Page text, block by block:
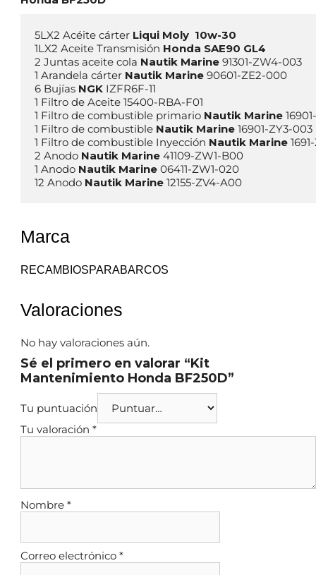
5LX2 Acéite cárter Liqui Moly
1LX2 Aceite Transmisión Honda SAE90 GL4
2 Juntas aceite cola Nautik Marine 91301-ZW4-003
1 Arandela cárter Nautik Marine 90601-ZE2-000
6 Bujías NGK IZFR6F-11
1 Filtro de Aceite 15400-RBA-F01
1 Filtro de combustible primario Nautik Marine
1 Filtro de combustible Nautik Marine 16901-ZY3-003
1 Filtro de combustible Inyección Nautik Marine
2 Anodo Nautik Marine 41109-ZW1-B00
1 Anodo Nautik Marine 06411-ZW1-020
12 Anodo Nautik Marine 12155-ZV4-A00
Marca
RECAMBIOSPARABARCOS
Valoraciones
No hay valoraciones aún.
Sé el primero en valorar “Kit
Mantenimiento Honda BF250D”
Tu puntuación
Tu valoración *
Nombre *
Correo electrónico *